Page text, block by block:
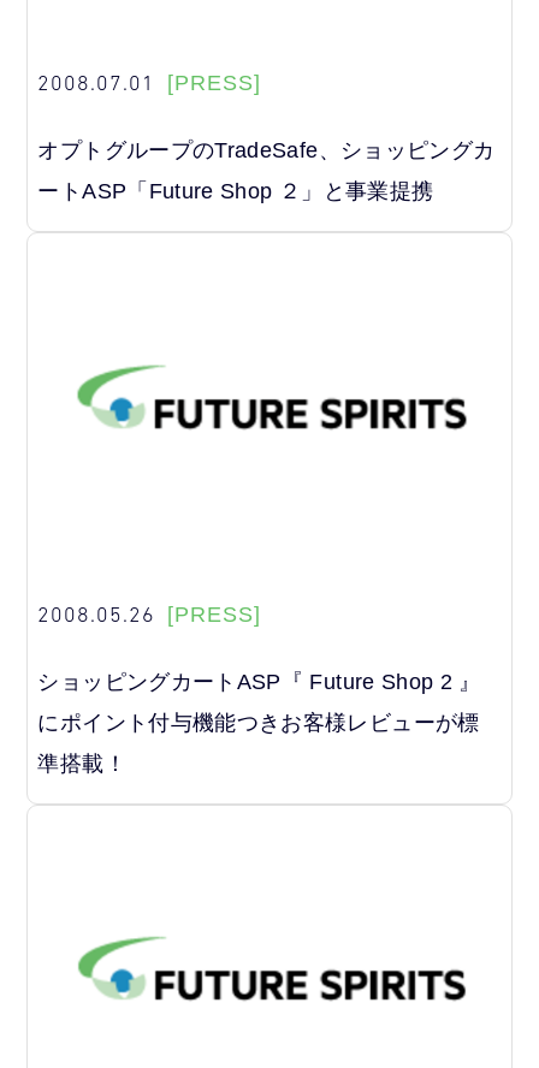
2008.07.01 [PRESS]
オプトグループのTradeSafe、ショッピングカ
ートASP「Future Shop ２」と事業提携
2008.05.26 [PRESS]
ショッピングカートASP『 Future Shop 2 』
にポイント付与機能つきお客様レビューが標
準搭載！